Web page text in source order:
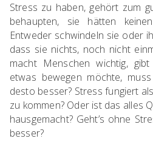
Stress zu haben, gehört zum
behaupten, sie hätten
Entweder schwindeln sie oder
dass sie nichts, noch nicht
macht Menschen wichtig,
etwas bewegen möchte,
desto besser? Stress fungiert
zu kommen? Oder ist das alles
hausgemacht? Geht’s ohne
besser?